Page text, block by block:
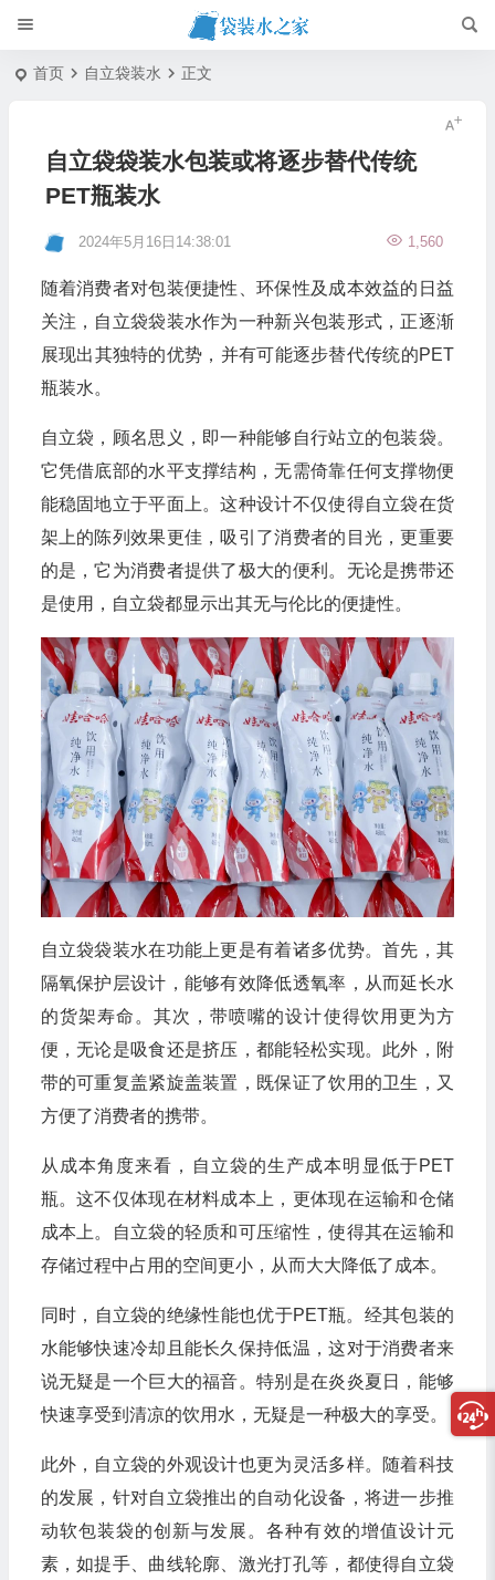
首页 自立袋装水 正文
自立袋袋装水包装或将逐步替代传统
PET瓶装水
2024年5月16日14:38:01 1,560
随着消费者对包装便捷性、环保性及成本效益的日益
关注，自立袋袋装水作为一种新兴包装形式，正逐渐
展现出其独特的优势，并有可能逐步替代传统的PET
瓶装水。
自立袋，顾名思义，即一种能够自行站立的包装袋。
它凭借底部的水平支撑结构，无需倚靠任何支撑物便
能稳固地立于平面上。这种设计不仅使得自立袋在货
架上的陈列效果更佳，吸引了消费者的目光，更重要
的是，它为消费者提供了极大的便利。无论是携带还
是使用，自立袋都显示出其无与伦比的便捷性。
自立袋袋装水在功能上更是有着诸多优势。首先，其
隔氧保护层设计，能够有效降低透氧率，从而延长水
的货架寿命。其次，带喷嘴的设计使得饮用更为方
便，无论是吸食还是挤压，都能轻松实现。此外，附
带的可重复盖紧旋盖装置，既保证了饮用的卫生，又
方便了消费者的携带。
从成本角度来看，自立袋的生产成本明显低于PET
瓶。这不仅体现在材料成本上，更体现在运输和仓储
成本上。自立袋的轻质和可压缩性，使得其在运输和
存储过程中占用的空间更小，从而大大降低了成本。
同时，自立袋的绝缘性能也优于PET瓶。经其包装的
水能够快速冷却且能长久保持低温，这对于消费者来
说无疑是一个巨大的福音。特别是在炎炎夏日，能够
快速享受到清凉的饮用水，无疑是一种极大的享受。
此外，自立袋的外观设计也更为灵活多样。随着科技
的发展，针对自立袋推出的自动化设备，将进一步推
动软包装袋的创新与发展。各种有效的增值设计元
素，如提手、曲线轮廓、激光打孔等，都使得自立袋